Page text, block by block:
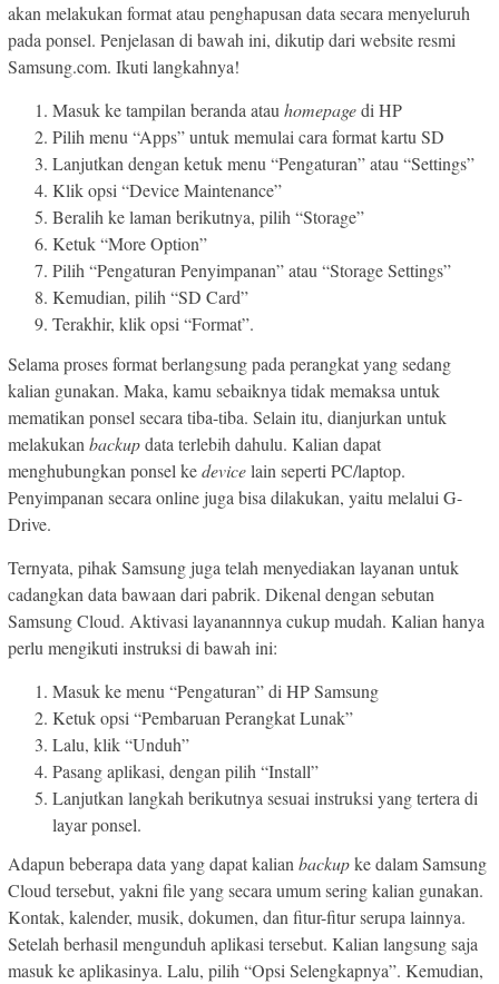
akan melakukan format atau penghapusan data secara menyeluruh
pada ponsel. Penjelasan di bawah ini, dikutip dari website resmi
Samsung.com. Ikuti langkahnya!
Masuk ke tampilan beranda atau homepagedi HP
Pilih menu “Apps” untuk memulai cara format kartu SD
Lanjutkan dengan ketuk menu “Pengaturan” atau “Settings”
Klik opsi “Device Maintenance”
Beralih ke laman berikutnya, pilih “Storage”
Ketuk “More Option”
Pilih “Pengaturan Penyimpanan” atau “Storage Settings”
Kemudian, pilih “SD Card”
Terakhir, klik opsi “Format”.
Selama proses format berlangsung pada perangkat yang sedang
kalian gunakan. Maka, kamu sebaiknya tidak memaksa untuk
mematikan ponsel secara tiba-tiba. Selain itu, dianjurkan untuk
melakukan backupdata terlebih dahulu. Kalian dapat
menghubungkan ponsel kedevicelain seperti PC/laptop.
Penyimpanan secara online juga bisa dilakukan, yaitu melalui G-
Drive.
Ternyata, pihak Samsung juga telah menyediakan layanan untuk
cadangkan data bawaan dari pabrik. Dikenal dengan sebutan
Samsung Cloud. Aktivasi layanannnya cukup mudah. Kalian hanya
perlu mengikuti instruksi di bawah ini:
Masuk ke menu “Pengaturan” di HP Samsung
Ketuk opsi “Pembaruan Perangkat Lunak”
Lalu, klik “Unduh”
Pasang aplikasi, dengan pilih “Install”
Lanjutkan langkah berikutnya sesuai instruksi yang tertera di
layar ponsel.
Adapun beberapa data yang dapat kalian backupke dalam Samsung
Cloud tersebut, yakni file yang secara umum sering kalian gunakan.
Kontak, kalender, musik, dokumen, dan fitur-fitur serupa lainnya.
Setelah berhasil mengunduh aplikasi tersebut. Kalian langsung saja
masuk ke aplikasinya. Lalu, pilih “Opsi Selengkapnya”. Kemudian,